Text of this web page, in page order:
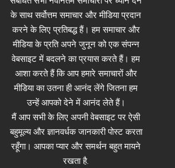
के साथ सर्वोत्तम समाचार और मीडिया प्रदान
करने के लिए प्रतिबद्ध हैं। हम समाचार और
मीडिया के प्रति अपने जुनून को एक संपन्न
वेबसाइट में बदलने का प्रयास करते हैं। हम
आशा करते हैं कि आप हमारे समाचारों और
मीडिया का उतना ही आनंद लेंगे जितना हम
उन्हें आपको देने में आनंद लेते हैं।
मैं आप सभी के लिए अपनी वेबसाइट पर ऐसी
बहुमूल्य और ज्ञानवर्धक जानकारी पोस्ट करता
रहूँगा। आपका प्यार और समर्थन बहुत मायने
रखता है.